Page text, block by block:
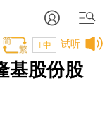
试听
T中
基股份股